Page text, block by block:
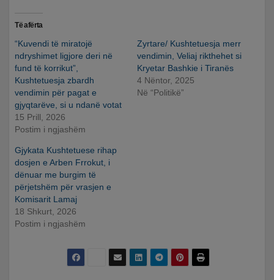
Të afërta
“Kuvendi të miratojë
ndryshimet ligjore deri në
fund të korrikut”,
Kushtetuesja zbardh
vendimin për pagat e
gjyqtarëve, si u ndanë votat
15 Prill, 2026
Postim i ngjashëm
Zyrtare/ Kushtetuesja merr
vendimin, Veliaj rikthehet si
Kryetar Bashkie i Tiranës
4 Nëntor, 2025
Në “Politikë”
Gjykata Kushtetuese rihap
dosjen e Arben Frrokut, i
dënuar me burgim të
përjetshëm për vrasjen e
Komisarit Lamaj
18 Shkurt, 2026
Postim i ngjashëm